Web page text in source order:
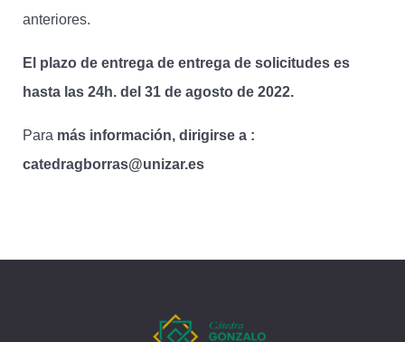
anteriores.
El plazo de entrega de entrega de solicitudes es
hasta las 24h. del 31 de agosto de 2022.
Para más información, dirigirse a :
catedragborras@unizar.es